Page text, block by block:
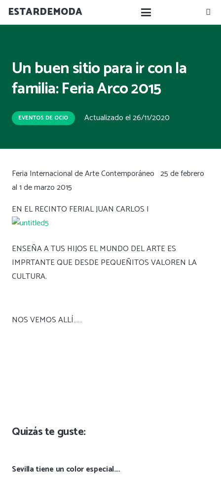
ESTARDEMODA
Un buen sitio para ir con la
familia: Feria Arco 2015
EVENTOS DE OCIO Actualizado el26/11/2020
Feria Internacional de Arte Contemporáneo 25 de febrero
al 1 de marzo 2015
EN EL RECINTO FERIAL JUAN CARLOS I
ENSEÑA A TUS HIJOS EL MUNDO DEL ARTE ES
IMPRTANTE QUE DESDE PEQUEÑITOS VALOREN LA
CULTURA.
NOS VEMOS ALLÍ……
Quizás te guste:
Sevilla tiene un color especial….